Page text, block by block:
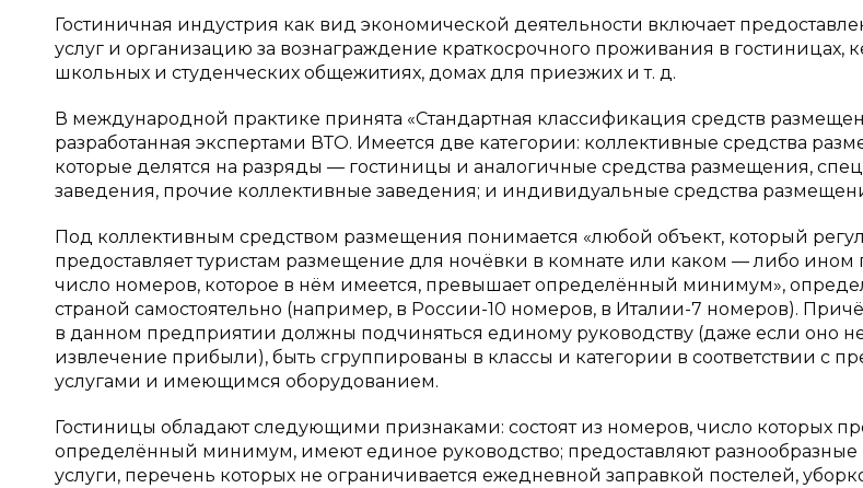
Гостиничная индустрия как вид экономической деятельности включает
услуг и организацию за вознаграждение краткосрочного проживания в гостиницах,
школьных и студенческих общежитиях, домах для приезжих и т. д.
В международной практике принята «Стандартная классификация средств
разработанная экспертами ВТО. Имеется две категории: коллективные средства
которые делятся на разряды — гостиницы и аналогичные средства размещения,
заведения, прочие коллективные заведения; и индивидуальные средства
Под коллективным средством размещения понимается «любой объект, который
предоставляет туристам размещение для ночёвки в комнате или каком — либо
число номеров, которое в нём имеется, превышает определённый минимум»,
страной самостоятельно (например, в России-10 номеров, в Италии-7 номеров).
в данном предприятии должны подчиняться единому руководству (даже если оно
извлечение прибыли), быть сгруппированы в классы и категории в соответствии с
услугами и имеющимся оборудованием.
Гостиницы обладают следующими признаками: состоят из номеров, число которых
определённый минимум, имеют единое руководство; предоставляют разнообразные
услуги, перечень которых не ограничивается ежедневной заправкой постелей,